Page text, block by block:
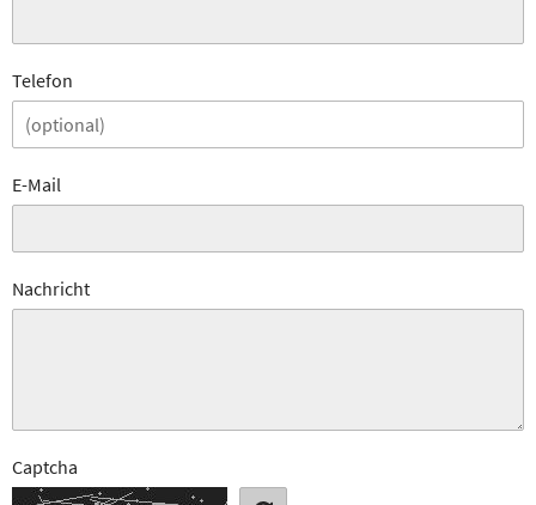
Telefon
E-Mail
Nachricht
Captcha